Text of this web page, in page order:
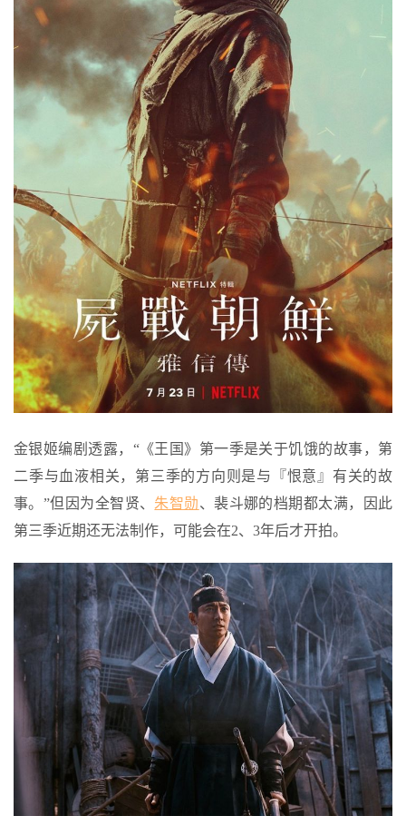
金银姬编剧透露，“《王国》第一季是关于饥饿的故事，第
二季与血液相关，第三季的方向则是与『恨意』有关的故
事。”但因为全智贤、 朱智勋、裴斗娜的档期都太满，因此
第三季近期还无法制作，可能会在2、3年后才开拍。